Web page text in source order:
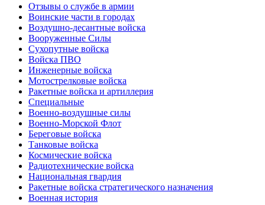
Отзывы о службе в армии
Воинские части в городах
Воздушно-десантные войска
Вооруженные Cилы
Cухопутные войска
Войска ПВО
Инженерные войска
Мотострелковые войска
Ракетные войска и артиллерия
Специальные
Военно-воздушные силы
Военно-Морской Флот
Береговые войска
Танковые войска
Космические войска
Радиотехнические войска
Национальная гвардия
Ракетные войска стратегического назначения
Военная история